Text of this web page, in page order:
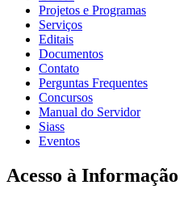
Projetos e Programas
Serviços
Editais
Documentos
Contato
Perguntas Frequentes
Concursos
Manual do Servidor
Siass
Eventos
Acesso à Informação